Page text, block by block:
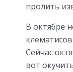
пролить
В октябре
Сейчас
вот